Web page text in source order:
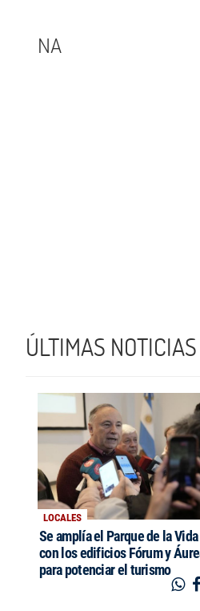
NA
ÚLTIMAS NOTICIAS
LOCALES
Se amplía el Parque de la Vida
con los edificios Fórum y
para potenciar el turismo